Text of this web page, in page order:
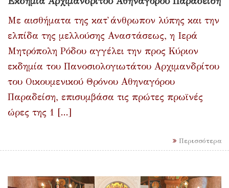
Με αισθήματα της κατ᾽ άνθρωπον λύπης και την
ελπίδα της μελλούσης Αναστάσεως, η Ιερά
Μητρόπολη Ρόδου αγγέλει την προς Κύριον
εκδημία του Πανοσιολογιωτάτου Αρχιμανδρίτου
του Οικουμενικού Θρόνου Αθηναγόρου
Παραδείση, επισυμβάσα τις πρώτες πρωϊνές
ώρες της 1 [...]
Περισσότερα